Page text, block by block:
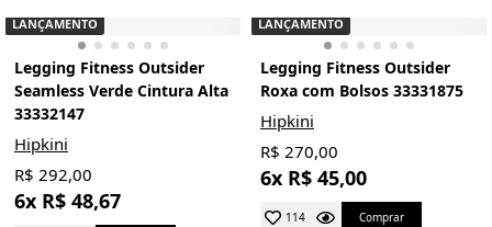
LANÇAMENTO
Legging Fitness Outsider
Seamless Verde Cintura Alta
33332147
Hipkini
R$ 292,00
6x R$ 48,67
LANÇAMENTO
Legging Fitness Outsider
Roxa com Bolsos 33331875
Hipkini
R$ 270,00
6x R$ 45,00
114 Comprar